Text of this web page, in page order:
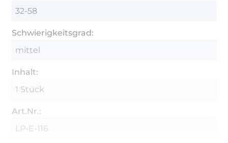
32-58
Schwierigkeitsgrad:
mittel
Inhalt:
1 Stück
Art.Nr.:
LP-E-116